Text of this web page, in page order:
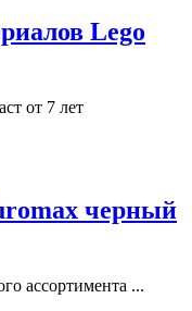
Lego
от 7 лет
черный
ассортимента ...